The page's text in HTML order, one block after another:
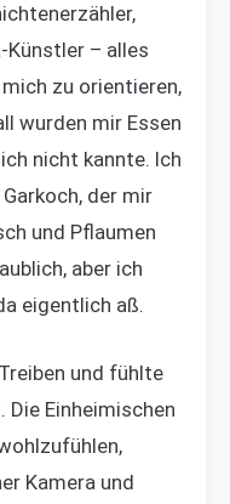
Künstler – alles
zu orientieren,
wurden mir Essen
nicht kannte. Ich
der mir
und Pflaumen
aber ich
eigentlich aß.
und fühlte
Einheimischen
Kamera und